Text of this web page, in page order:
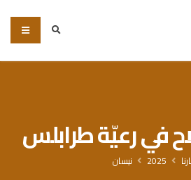
في رعيّة طرابلس
2025 نيسان